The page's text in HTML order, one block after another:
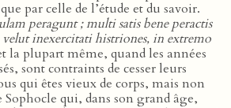
par celle de l’étude et du savoir.
peragunt ; multi satis bene peractis
inexercitati histriones, in extremo
la plupart même, quand les années
sont contraints de cesser leurs
qui êtes vieux de corps, mais non
qui, dans son grand âge,